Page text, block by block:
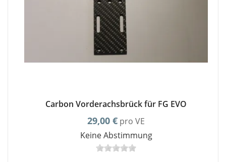
Carbon Vorderachsbrück für FG EVO
29,00 € pro VE
Keine Abstimmung